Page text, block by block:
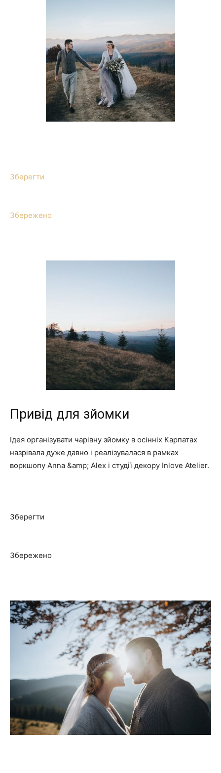
Зберегти
Збережено
Привід для зйомки
Ідея організувати чарівну зйомку в осінніх Карпатах
назрівала дуже давно і реалізувалася в рамках
воркшопу Anna &amp; Alex і студії декору Inlove Atelier.
Зберегти
Збережено